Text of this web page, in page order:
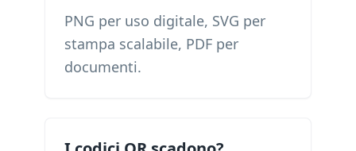
PNG per uso digitale, SVG per
stampa scalabile, PDF per
documenti.